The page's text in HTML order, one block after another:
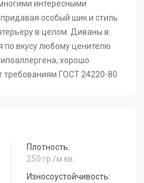
интересными
особый шик и стиль
в целом. Диваны в
по вкусу любому ценителю
хорошо
требованиям ГОСТ 24220-80
Плотность:
250 гр./м.кв.
Износоустойчивость: